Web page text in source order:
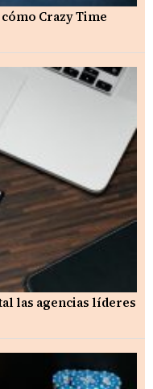
Crazy Time
las agencias líderes